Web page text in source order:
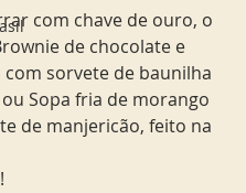
com chave de ouro, o
de chocolate e
sorvete de baunilha
Sopa fria de morango
de manjericão, feito na